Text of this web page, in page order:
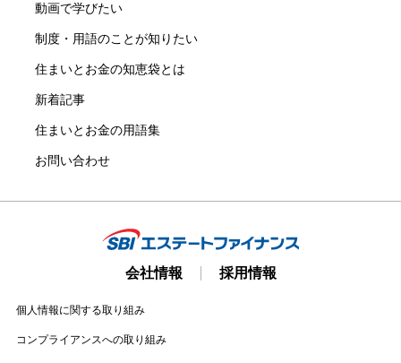
動画で学びたい
制度・用語のことが知りたい
住まいとお金の知恵袋とは
新着記事
住まいとお金の用語集
お問い合わせ
会社情報 採用情報
個人情報に関する取り組み
コンプライアンスへの取り組み